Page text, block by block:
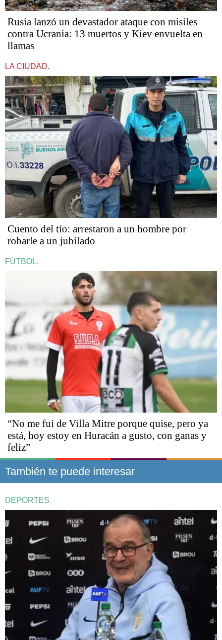
Rusia lanzó un devastador ataque con misiles
contra Ucrania: 13 muertos y Kiev envuelta en
llamas
LA CIUDAD.
Cuento del tío: arrestaron a un hombre por
robarle a un jubilado
FÚTBOL.
“No me fui de Villa Mitre porque quise, pero ya
está, hoy estoy en Huracán a gusto, con ganas y
feliz”
También te puede interesar
DEPORTES